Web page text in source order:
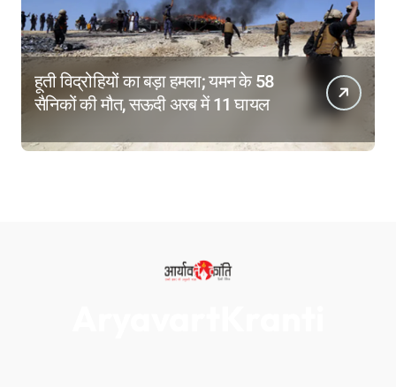
हूती विद्रोहियों का बड़ा हमला; यमन के 58
सैनिकों की मौत, सऊदी अरब में 11 घायल